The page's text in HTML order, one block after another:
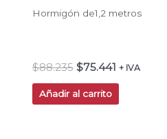
Hormigón de1,2 metros
$88.235 $75.441 + IVA
Añadir al carrito